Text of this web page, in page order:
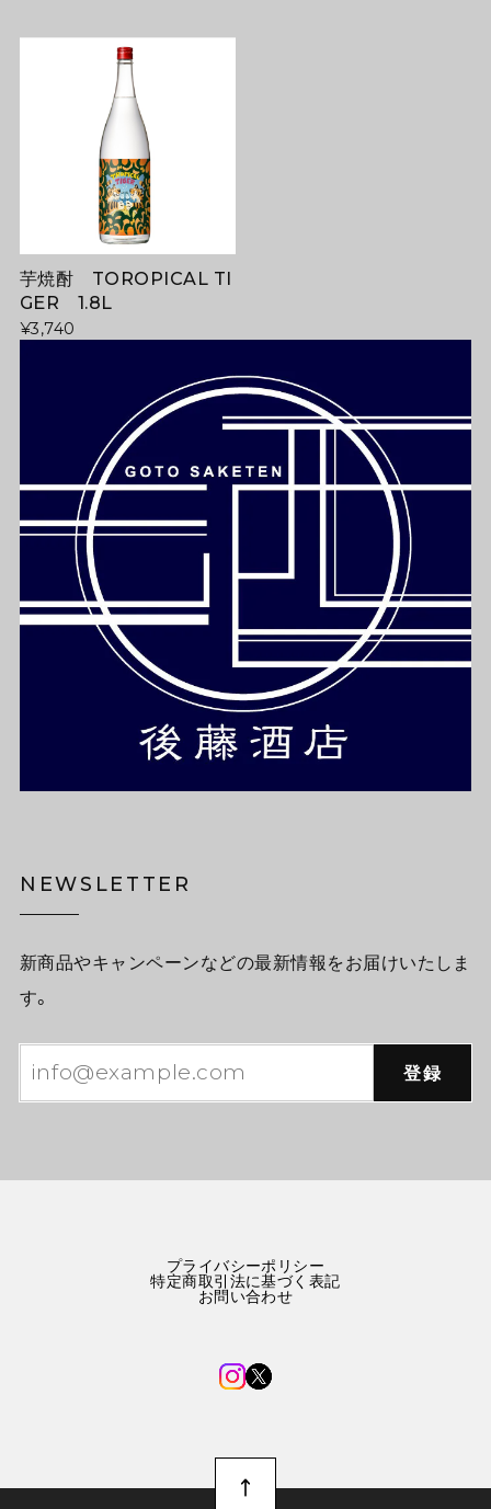
芋焼酎 TOROPICAL TI
GER 1.8L
¥3,740
NEWSLETTER
新商品やキャンペーンなどの最新情報をお届けいたしま
す。
登録
プライバシーポリシー
特定商取引法に基づく表記
お問い合わせ